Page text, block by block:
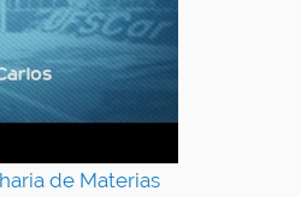
de Materias